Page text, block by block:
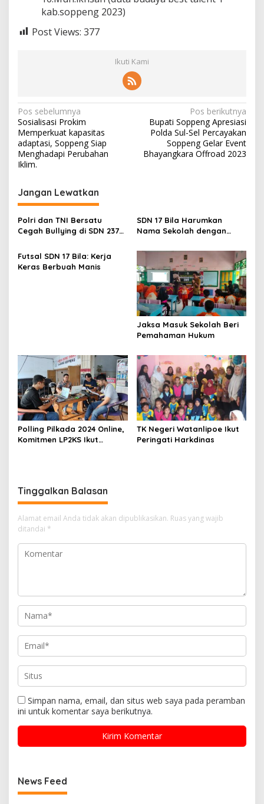
kab.soppeng 2023)
Post Views: 377
Ikuti Kami
Navigasi
pos
Pos sebelumnya
Sosialisasi Prokim
Memperkuat kapasitas
adaptasi, Soppeng Siap
Menghadapi Perubahan
Iklim.
Pos berikutnya
Bupati Soppeng Apresiasi
Polda Sul-Sel Percayakan
Soppeng Gelar Event
Bhayangkara Offroad 2023
Jangan Lewatkan
Polri dan TNI Bersatu
Cegah Bullying di SDN 237
SDN 17 Bila Harumkan
Nama Sekolah dengan
Futsal SDN 17 Bila: Kerja
Keras Berbuah Manis
Jaksa Masuk Sekolah Beri
Pemahaman Hukum
Polling Pilkada 2024 Online,
Komitmen LP2KS Ikut
TK Negeri Watanlipoe Ikut
Peringati Harkdinas
Tinggalkan Balasan
Alamat email Anda tidak akan dipublikasikan. Ruas yang wajib
ditandai *
Simpan nama, email, dan situs web saya pada peramban
ini untuk komentar saya berikutnya.
News Feed